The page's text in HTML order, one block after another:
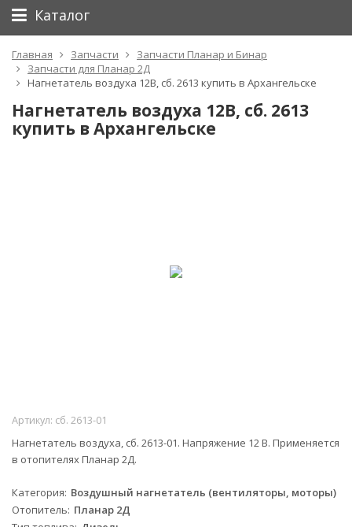
Каталог
Главная Запчасти
Запчасти Планар и Бинар
Запчасти для Планар 2Д
Нагнетатель воздуха 12В, сб. 2613 купить в Архангельске
Нагнетатель воздуха 12В, сб. 2613
купить в Архангельске
Артикул: сб. 2613-01
Нагнетатель воздуха, сб. 2613-01. Напряжение 12 В. Применяется
в отопителях Планар 2Д.
Категория Воздушный нагнетатель (вентиляторы, моторы)
Отопитель Планар 2Д